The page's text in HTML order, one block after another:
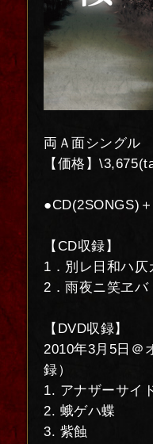
両Ａ面シングル
【価格】
●CD(2SONGS)
【CD収録】
1．別レ日和ハ仄
2．雨夜ニ笑ヱバ
【DVD収録】
2010年3月5日＠
録）
1. アナザーサイ
2. 蛾ゲハ蝶
3. 紫蝕